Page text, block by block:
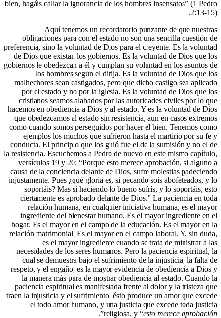
bien, hagáis callar la ignorancia de los
Aquí tenemos un recordatorio
obligaciones para con el estado no son
preferencia, sino la voluntad de Dios para el
de Dios que existan los gobiernos. Es la
gobiernos le obedezcan a él y cumplan su
los hombres según él dirija. Es la
malhechores sean castigados, pero que
por el estado y no por la iglesia. Es la
cristianos seamos alabados por las
hacemos en obediencia a Dios y al estado.
que obedezcamos al estado sin
como cuando somos perseguidos por hacer
ejemplos los muchos que sufrieron
conducta. El principio que los guió fue el
la resistencia. Escuchemos a Pedro de nuevo
versículos 19 y 20: “Porque esto
causa de la conciencia delante de Dios,
injustamente. Pues ¿qué gloria es, si
soportáis? Mas si haciendo lo bueno
ciertamente es aprobado delante de
relación humana, en cualquier
ingrediente del bienestar humano. Es el
hogar. Es el mayor en el campo de la
relación matrimonial. Es el mayor en el
es el mayor ingrediente cuando
necesidades de los seres humanos. Pero
cual se demuestra bajo el sufrimiento
respeto, y el engaño, es la mayor
la manera más pura de mostrar
paciencia espiritual es manifestada frente
traen la injusticia y el sufrimiento, ésto
el todo amor humano, y una justicia
religiosa, y “
”.